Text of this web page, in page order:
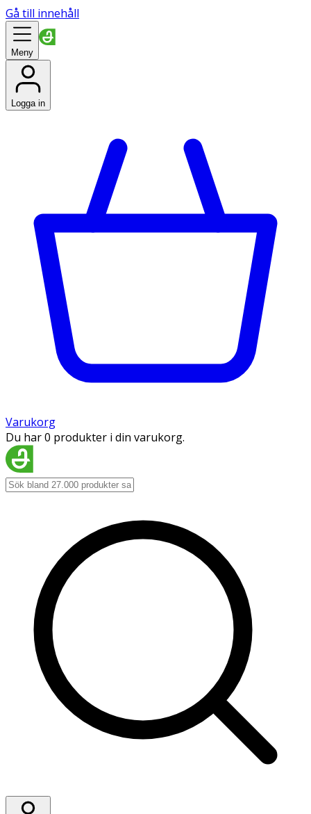
Gå till innehåll
Meny
Logga in
Varukorg
Du har 0 produkter i din varukorg.